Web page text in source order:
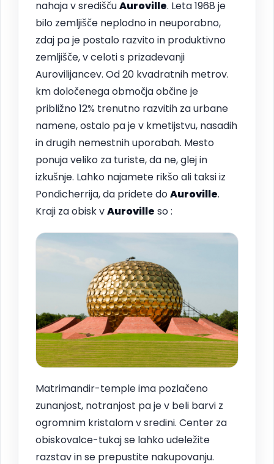
nahaja v središčuAuroville. Leta 1968 je
bilo zemljišče neplodno in neuporabno,
zdaj pa je postalo razvito in produktivno
zemljišče, v celoti s prizadevanji
Aurovilijancev. Od 20 kvadratnih metrov.
km določenega območja občine je
približno 12% trenutno razvitih za urbane
namene, ostalo pa je v kmetijstvu, nasadih
in drugih nemestnih uporabah. Mesto
ponuja veliko za turiste, da ne, glej in
izkušnje. Lahko najamete rikšo ali taksi iz
Pondicherrija, da pridete doAuroville.
Kraji za obisk vAuroville so :
Matrimandir-temple ima pozlačeno
zunanjost, notranjost pa je v beli barvi z
ogromnim kristalom v sredini. Center za
obiskovalce-tukaj se lahko udeležite
razstav in se prepustite nakupovanju.